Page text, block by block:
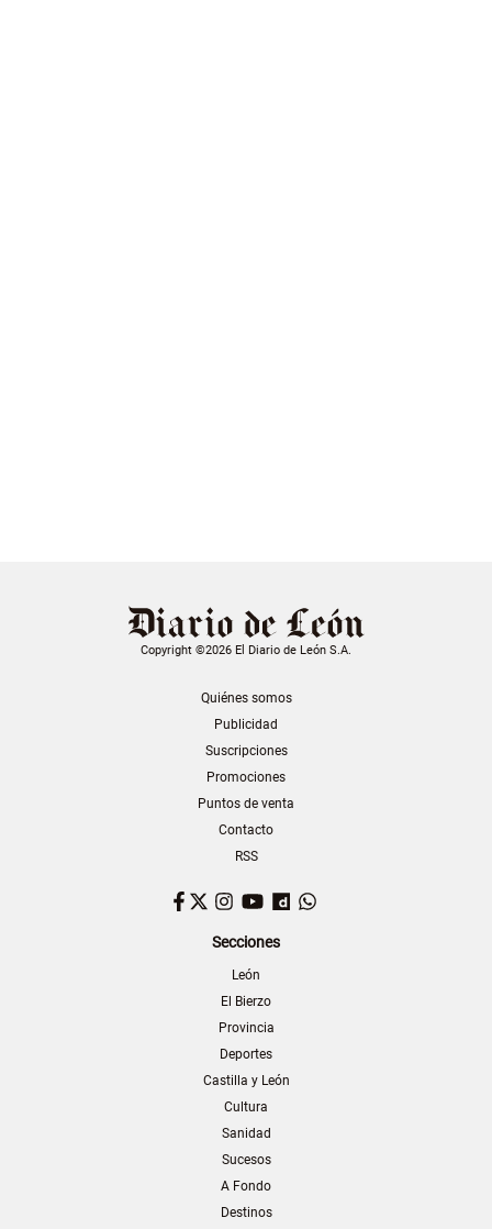
Copyright ©2026 El Diario de León S.A.
Quiénes somos
Publicidad
Suscripciones
Promociones
Puntos de venta
Contacto
RSS
Facebook
TwitterInstagram
YouTubeDailymotion
Secciones
León
El Bierzo
Provincia
Deportes
Castilla y León
Cultura
Sanidad
Sucesos
A Fondo
Destinos